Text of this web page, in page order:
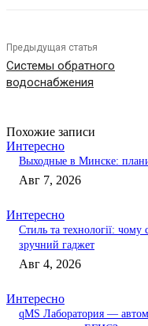
Предыдущая статья
Системы обратного
водоснабжения
Похожие записи
Интересно
Выходные в Минске:
Авг 7, 2026
Интересно
Стиль та технології:
зручний гаджет
Авг 4, 2026
Интересно
qMS Лаборатория —